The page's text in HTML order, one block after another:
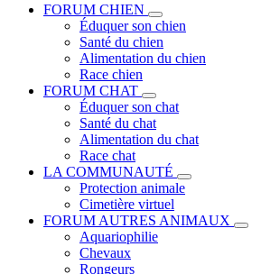
FORUM CHIEN
Éduquer son chien
Santé du chien
Alimentation du chien
Race chien
FORUM CHAT
Éduquer son chat
Santé du chat
Alimentation du chat
Race chat
LA COMMUNAUTÉ
Protection animale
Cimetière virtuel
FORUM AUTRES ANIMAUX
Aquariophilie
Chevaux
Rongeurs